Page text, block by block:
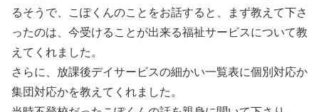
るそうで、こぽくんのことをお話すると、まず教えて下さ
ったのは、今受けることが出来る福祉サービスについて教
えてくれました。
さらに、放課後デイサービスの細かい一覧表に個別対応か
集団対応かを教えてくれました。